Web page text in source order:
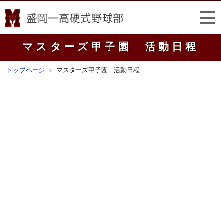
マスターズ甲子園 活動日程
トップページ マスターズ甲子園 活動日程